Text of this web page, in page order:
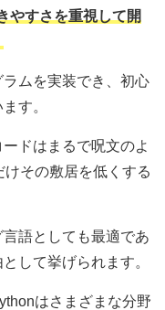
やすさを重視して開
ムを実装でき、初心
す。
ドはまるで呪文のよ
その敷居を低くする
語としても最適であ
して挙げられます。
はさまざまな分野